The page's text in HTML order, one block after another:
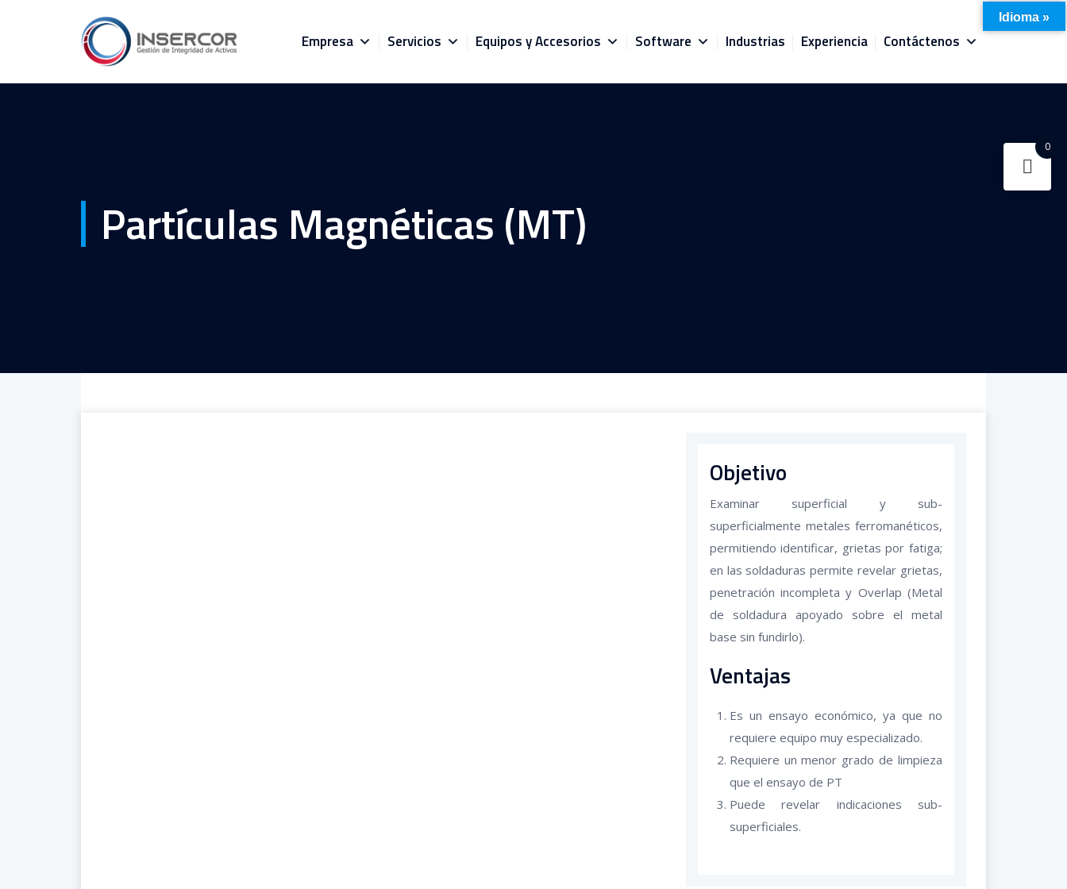
Empresa Servicios Equipos y Accesorios Software Industrias Experiencia Contáctenos
Partículas Magnéticas (MT)
Objetivo
Examinar superficial y sub-
superficialmente metales ferromanéticos,
permitiendo identificar, grietas por fatiga;
en las soldaduras permite revelar grietas,
penetración incompleta y Overlap (Metal
de soldadura apoyado sobre el metal
base sin fundirlo).
Ventajas
Es un ensayo económico, ya que no
requiere equipo muy especializado.
Requiere un menor grado de limpieza
que el ensayo de PT
Puede revelar indicaciones sub-
superficiales.
Idioma »
0